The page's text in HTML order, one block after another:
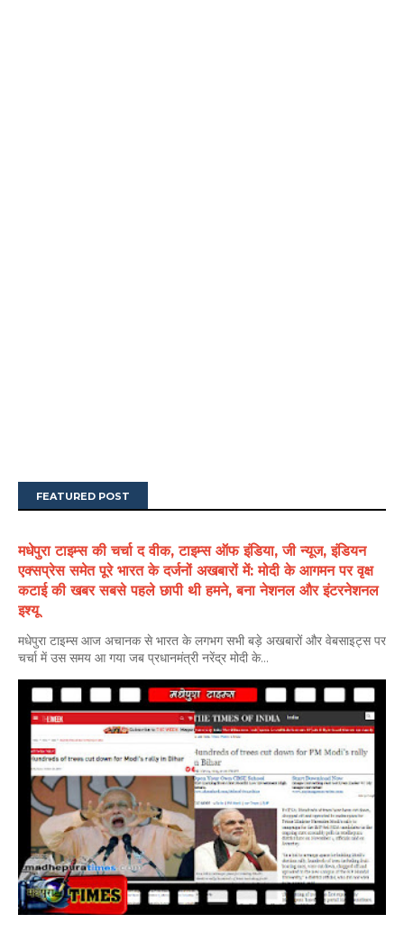
FEATURED POST
मधेपुरा टाइम्स की चर्चा द वीक, टाइम्स ऑफ इंडिया, जी न्यूज, इंडियन
एक्सप्रेस समेत पूरे भारत के दर्जनों अखबारों में: मोदी के आगमन पर वृक्ष
कटाई की खबर सबसे पहले छापी थी हमने, बना नेशनल और इंटरनेशनल
इश्यू
मधेपुरा टाइम्स आज अचानक से भारत के लगभग सभी बड़े अखबारों और वेबसाइट्स पर
चर्चा में उस समय आ गया जब प्रधानमंत्री नरेंद्र मोदी के...